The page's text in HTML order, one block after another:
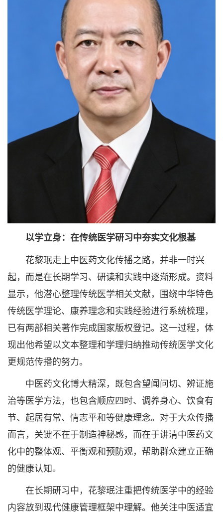
以学立身：在传统医学研习中夯实文化根基
花黎珉走上中医药文化传播之路，并非一时兴
起，而是在长期学习、研读和实践中逐渐形成。资料
显示，他潜心整理传统医学相关文献，围绕中华特色
传统医学理论、康养理念和实践经验进行系统梳理，
已有两部相关著作完成国家版权登记。这一过程，体
现出他希望以文本整理和学理归纳推动传统医学文化
更规范传播的努力。
中医药文化博大精深，既包含望闻问切、辨证施
治等医学方法，也包含顺应四时、调养身心、饮食有
节、起居有常、情志平和等健康理念。对于大众传播
而言，关键不在于制造神秘感，而在于讲清中医药文
化中的整体观、平衡观和预防观，帮助群众建立正确
的健康认知。
在长期研习中，花黎珉注重把传统医学中的经验
内容放到现代健康管理框架中理解。他关注中医适宜